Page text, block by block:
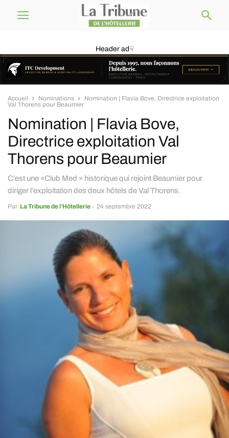
Header ad☟
Accueil Nominations
Nomination | Flavia Bove, Directrice exploitation
Val Thorens pour Beaumier
Nomination | Flavia Bove,
Directrice exploitation Val
Thorens pour Beaumier
C’est une «Club Med » historique qui rejoint Beaumier pour
diriger l’exploitation des deux hôtels de Val Thorens.
Par La Tribune de l’Hôtellerie - 24 septembre 2022